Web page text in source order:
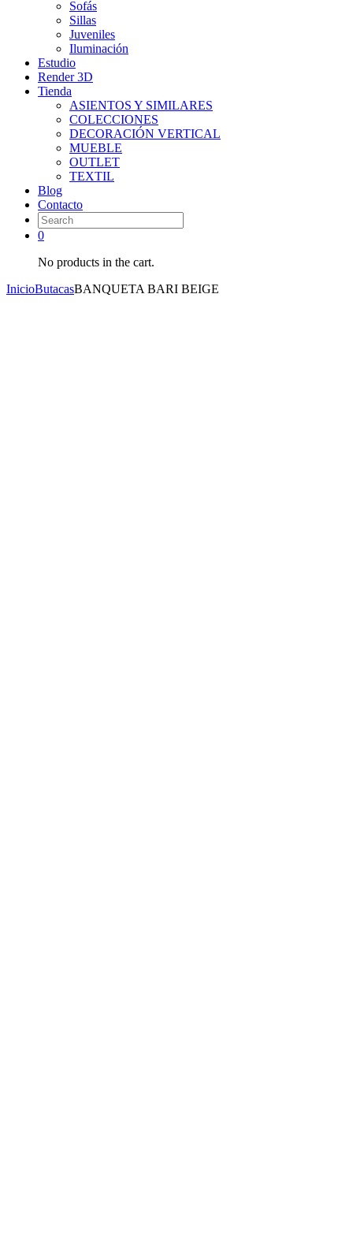
Sofás
Sillas
Juveniles
Iluminación
Estudio
Render 3D
Tienda
ASIENTOS Y SIMILARES
COLECCIONES
DECORACIÓN VERTICAL
MUEBLE
OUTLET
TEXTIL
Blog
Contacto
0
No products in the cart.
InicioButacasBANQUETA BARI BEIGE